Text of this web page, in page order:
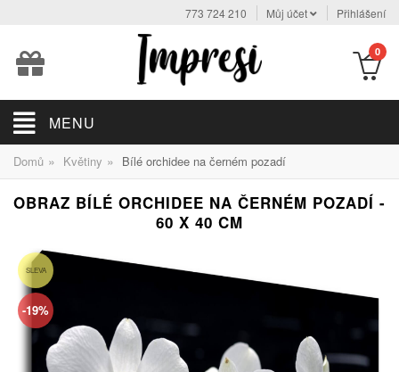
773 724 210 Můj účet Přihlášení
0
MENU
Domů » Květiny » Bílé orchidee na černém pozadí
OBRAZ BÍLÉ ORCHIDEE NA ČERNÉM POZADÍ -
60 X 40 CM
SLEVA
-19%